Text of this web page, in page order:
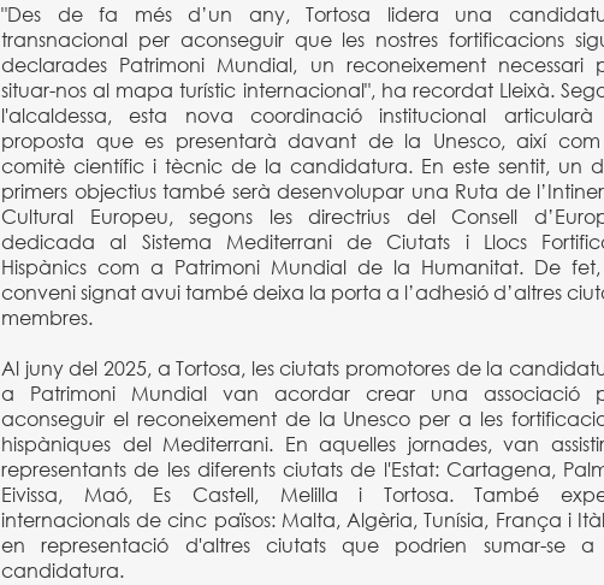
"Des de fa més d’un any, Tortosa lidera una
transnacional per aconseguir que les nostres fortificacions
declarades Patrimoni Mundial, un reconeixement necessari
situar-nos al mapa turístic internacional", ha recordat Lleixà.
l'alcaldessa, esta nova coordinació institucional
proposta que es presentarà davant de la Unesco, així
comitè científic i tècnic de la candidatura. En este sentit, un
primers objectius també serà desenvolupar una Ruta de
Cultural Europeu, segons les directrius del Consell
dedicada al Sistema Mediterrani de Ciutats i Llocs
Hispànics com a Patrimoni Mundial de la Humanitat. De
conveni signat avui també deixa la porta a l’adhesió d’altres
membres.
Al juny del 2025, a Tortosa, les ciutats promotores de la
a Patrimoni Mundial van acordar crear una associació
aconseguir el reconeixement de la Unesco per a les
hispàniques del Mediterrani. En aquelles jornades, van
representants de les diferents ciutats de l'Estat: Cartagena,
Eivissa, Maó, Es Castell, Melilla i Tortosa. També
internacionals de cinc països: Malta, Algèria, Tunísia, França i
en representació d'altres ciutats que podrien sumar-se
candidatura.